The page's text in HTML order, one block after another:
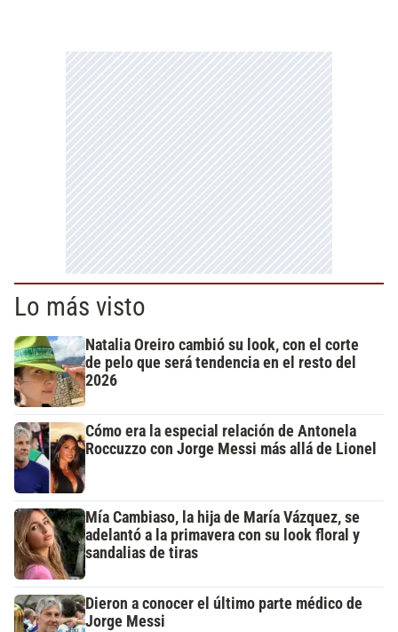
Lo más visto
Natalia Oreiro cambió su look, con el corte
de pelo que será tendencia en el resto del
2026
Cómo era la especial relación de Antonela
Roccuzzo con Jorge Messi más allá de Lionel
Mía Cambiaso, la hija de María Vázquez, se
adelantó a la primavera con su look floral y
sandalias de tiras
Dieron a conocer el último parte médico de
Jorge Messi